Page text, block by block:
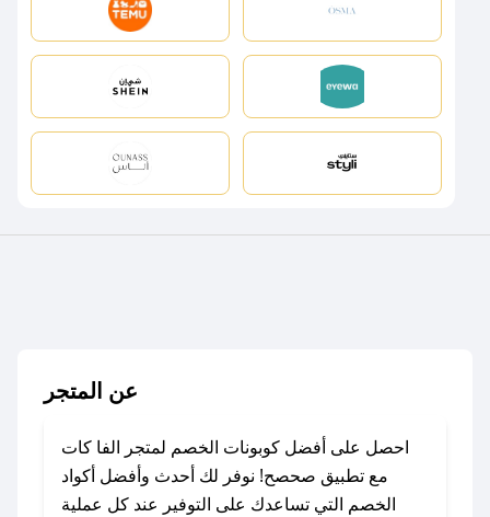
عن المتجر
احصل على أفضل كوبونات الخصم لمتجر الفا كات
مع تطبيق صحصح! نوفر لك أحدث وأفضل أكواد
الخصم التي تساعدك على التوفير عند كل عملية